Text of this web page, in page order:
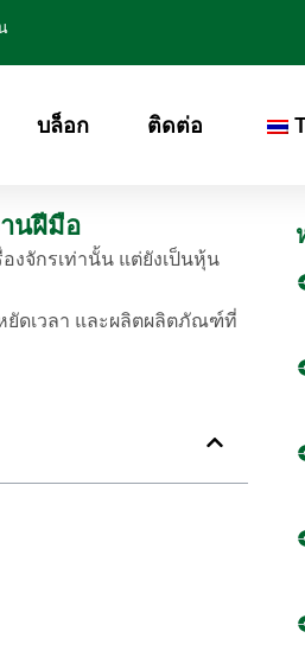
บล็อก ติดต่อ
นฝีมือ
งจักรเท่านั้น แต่ยังเป็นหุ้น
ยัดเวลา และผลิตผลิตภัณฑ์ที่